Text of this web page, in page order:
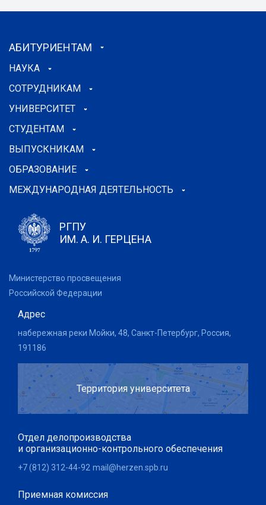
АБИТУРИЕНТАМ
НАУКА
СОТРУДНИКАМ
УНИВЕРСИТЕТ
СТУДЕНТАМ
ВЫПУСКНИКАМ
ОБРАЗОВАНИЕ
МЕЖДУНАРОДНАЯ ДЕЯТЕЛЬНОСТЬ
РГПУ
ИМ. А. И. ГЕРЦЕНА
Министерство просвещения
Российской Федерации
Адрес
набережная реки Мойки, 48, Санкт-Петербург, Россия,
191186
Территория университета
Отдел делопроизводства
и организационно-контрольного обеспечения
+7 (812) 312-44-92 mail@herzen.spb.ru
Приемная комиссия